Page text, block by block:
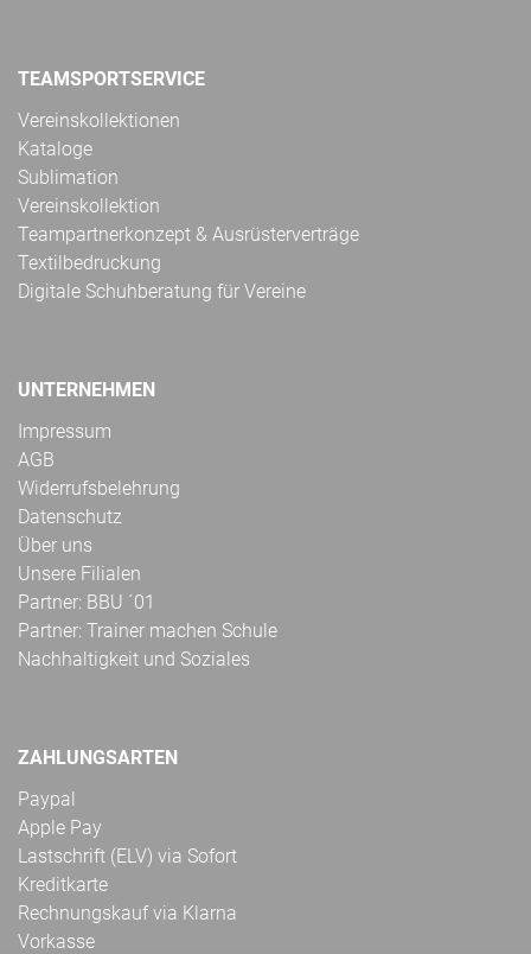
TEAMSPORTSERVICE
Vereinskollektionen
Kataloge
Sublimation
Vereinskollektion
Teampartnerkonzept & Ausrüsterverträge
Textilbedruckung
Digitale Schuhberatung für Vereine
UNTERNEHMEN
Impressum
AGB
Widerrufsbelehrung
Datenschutz
Über uns
Unsere Filialen
Partner: BBU ´01
Partner: Trainer machen Schule
Nachhaltigkeit und Soziales
ZAHLUNGSARTEN
Paypal
Apple Pay
Lastschrift (ELV) via Sofort
Kreditkarte
Rechnungskauf via Klarna
Vorkasse